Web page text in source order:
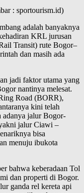
: sportourism.id)
adalah banyaknya
KRL jurusan
Transit) rute Bogor–
dan masih ada
jadi faktor utama yang
nantinya melesat.
Road (BORR),
kini telah
adanya jalur Bogor-
jalur Ciawi –
bisa
menuju ibukota
bahwa keberadaan Tol
dan properti di Bogor.
ganda rel kereta api